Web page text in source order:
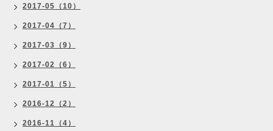
2017-05（10）
2017-04（7）
2017-03（9）
2017-02（6）
2017-01（5）
2016-12（2）
2016-11（4）